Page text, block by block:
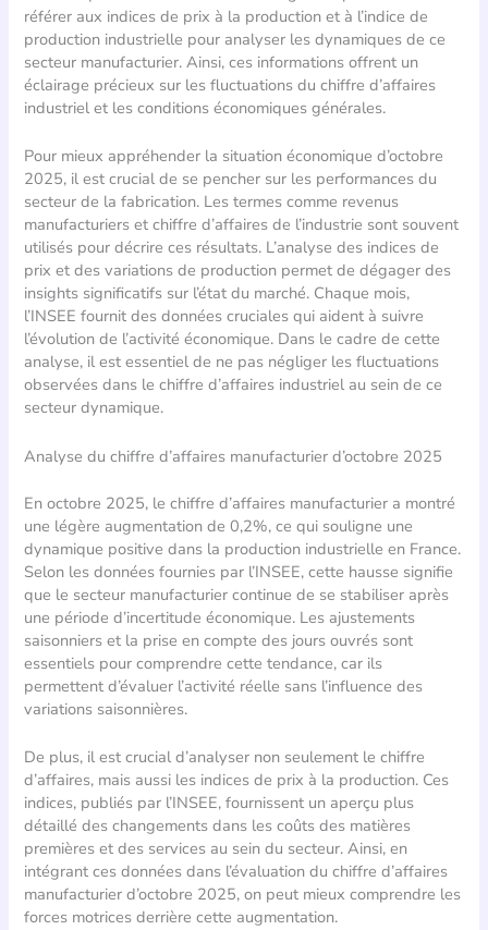
référer aux indices de prix à la production et à l’indice de
production industrielle pour analyser les dynamiques de ce
secteur manufacturier. Ainsi, ces informations offrent un
éclairage précieux sur les fluctuations du chiffre d’affaires
industriel et les conditions économiques générales.
Pour mieux appréhender la situation économique d’octobre
2025, il est crucial de se pencher sur les performances du
secteur de la fabrication. Les termes comme revenus
manufacturiers et chiffre d’affaires de l’industrie sont souvent
utilisés pour décrire ces résultats. L’analyse des indices de
prix et des variations de production permet de dégager des
insights significatifs sur l’état du marché. Chaque mois,
l’INSEE fournit des données cruciales qui aident à suivre
l’évolution de l’activité économique. Dans le cadre de cette
analyse, il est essentiel de ne pas négliger les fluctuations
observées dans le chiffre d’affaires industriel au sein de ce
secteur dynamique.
Analyse du chiffre d’affaires manufacturier d’octobre 2025
En octobre 2025, le chiffre d’affaires manufacturier a montré
une légère augmentation de 0,2%, ce qui souligne une
dynamique positive dans la production industrielle en France.
Selon les données fournies par l’INSEE, cette hausse signifie
que le secteur manufacturier continue de se stabiliser après
une période d’incertitude économique. Les ajustements
saisonniers et la prise en compte des jours ouvrés sont
essentiels pour comprendre cette tendance, car ils
permettent d’évaluer l’activité réelle sans l’influence des
variations saisonnières.
De plus, il est crucial d’analyser non seulement le chiffre
d’affaires, mais aussi les indices de prix à la production. Ces
indices, publiés par l’INSEE, fournissent un aperçu plus
détaillé des changements dans les coûts des matières
premières et des services au sein du secteur. Ainsi, en
intégrant ces données dans l’évaluation du chiffre d’affaires
manufacturier d’octobre 2025, on peut mieux comprendre les
forces motrices derrière cette augmentation.